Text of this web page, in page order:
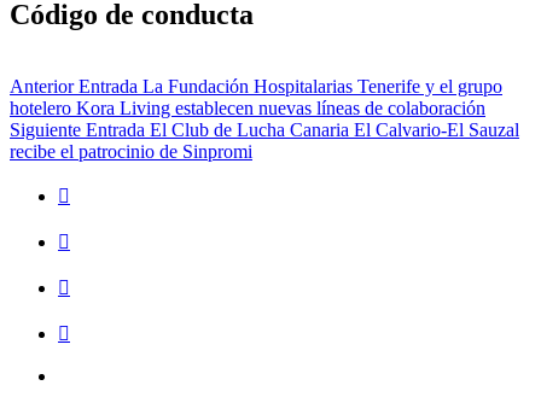
Código de conducta
Navegación
de
entradas
Anterior Entrada La Fundación Hospitalarias Tenerife y el grupo
hotelero Kora Living establecen nuevas líneas de colaboración
Siguiente Entrada El Club de Lucha Canaria El Calvario-El Sauzal
recibe el patrocinio de Sinpromi